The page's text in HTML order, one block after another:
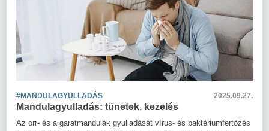
#MANDULAGYULLADÁS 2025.09.27.
Mandulagyulladás: tünetek, kezelés
Az orr- és a garatmandulák gyulladását vírus- és baktériumfertőzés